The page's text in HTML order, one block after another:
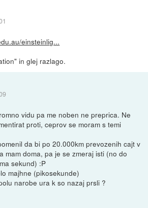
einsteinlig...
in glej razlago.
vidu pa me noben ne preprica. Ne
proti, ceprov se moram s temi
da bi po 20.000km prevozenih cajt v
mam doma, pa je se zmeraj isti (no do
sekund) :P
majhne (pikosekunde)
narobe ura k so nazaj prsli ?